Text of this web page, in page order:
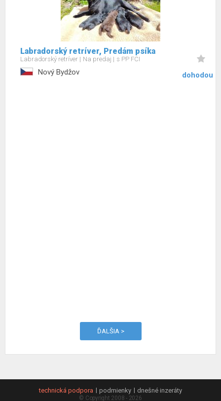
Labradorský retríver, Predám psíka
Labradorský retríver Na predaj s PP FCI
Nový Bydžov dohodou
ĎALŠIA >
technická podpora podmienky dnešné inzeráty
© Copyright 2008 - 2026